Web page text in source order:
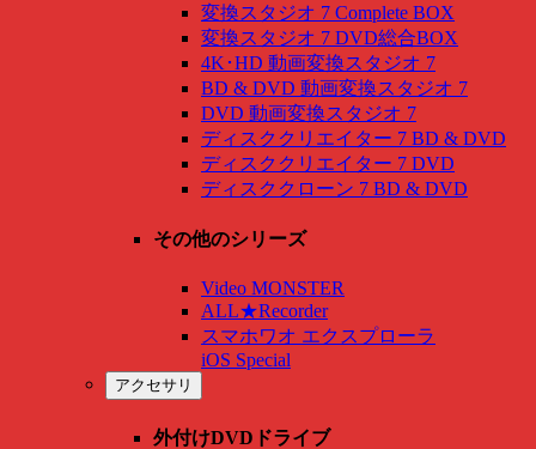
変換スタジオ 7 Complete BOX
変換スタジオ 7 DVD総合BOX
4K･HD 動画変換スタジオ 7
BD & DVD 動画変換スタジオ 7
DVD 動画変換スタジオ 7
ディスククリエイター 7 BD & DVD
ディスククリエイター 7 DVD
ディスククローン 7 BD & DVD
その他のシリーズ
Video MONSTER
ALL★Recorder
スマホワオ エクスプローラ
iOS Special
アクセサリ
外付けDVDドライブ